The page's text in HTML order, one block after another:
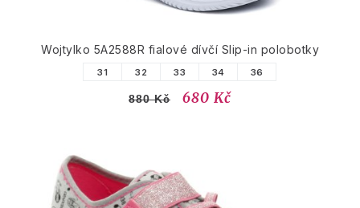
Wojtylko 5A2588R fialové dívčí Slip-in polobotky
31 32 33 34 36
880 Kč 680 Kč